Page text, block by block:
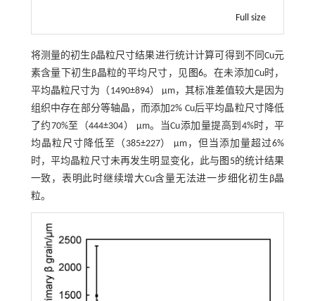
Full size
将测量的初生β晶粒尺寸结果进行统计计算可得到不同Cu元
素含量下初生β晶粒的平均尺寸，见 图6。在未添加Cu时，
平均晶粒尺寸为（1490±894） μm，其标准差值较大是因为
组织中存在部分等轴晶，而添加2% Cu后平均晶粒尺寸降低
了约70%至（444±304） μm。当Cu添加量提高到4%时，平
均晶粒尺寸降低至（385±227） μm，但当添加量超过6%
时，平均晶粒尺寸未再发生明显变化，此与 图5的统计结果
一致，表明此时继续增大Cu含量无法进一步细化初生β晶
粒。